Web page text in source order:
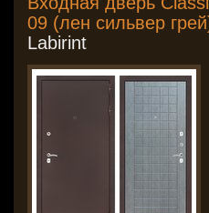
09 (лен сильвер
Labirint